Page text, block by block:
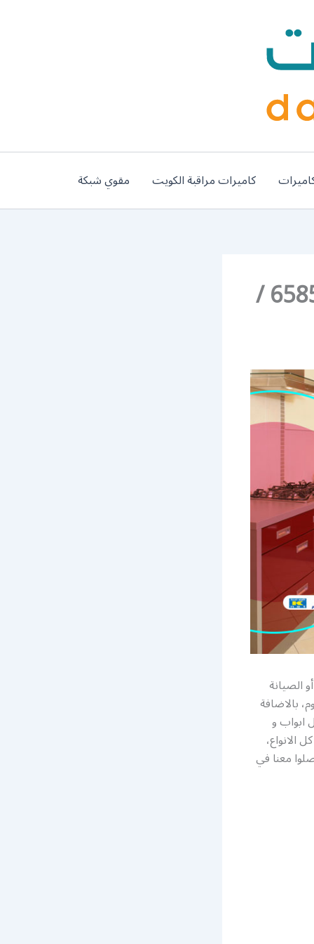
كاميرات مراقبة الكويت مقوي شبكة
رقم تفصيل مطابخ المنيوم الروضة / 65857744 /
الصيانة
بالاضافة
ابواب و
معنا في